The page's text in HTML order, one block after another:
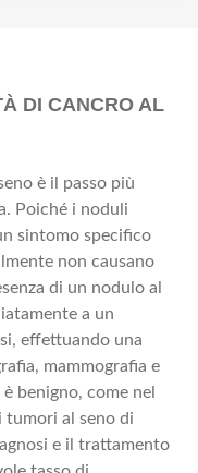
DI CANCRO AL
è il passo più
Poiché i noduli
sintomo specifico
non causano
di un nodulo al
a un
effettuando una
mammografia e
benigno, come nel
tumori al seno di
e il trattamento